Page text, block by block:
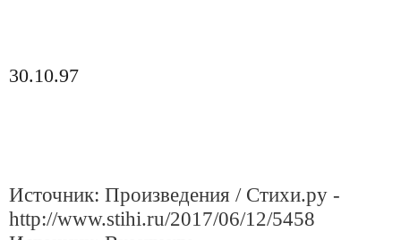
30.10.97
Источник: Произведения / Стихи.ру -
http://www.stihi.ru/2017/06/12/5458